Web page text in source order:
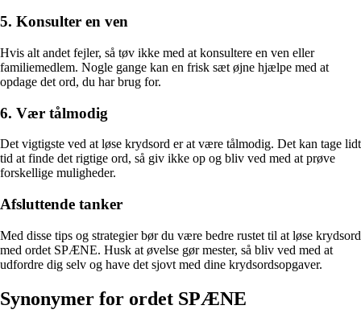
5. Konsulter en ven
Hvis alt andet fejler, så tøv ikke med at konsultere en ven eller
familiemedlem. Nogle gange kan en frisk sæt øjne hjælpe med at
opdage det ord, du har brug for.
6. Vær tålmodig
Det vigtigste ved at løse krydsord er at være tålmodig. Det kan tage lidt
tid at finde det rigtige ord, så giv ikke op og bliv ved med at prøve
forskellige muligheder.
Afsluttende tanker
Med disse tips og strategier bør du være bedre rustet til at løse krydsord
med ordet SPÆNE. Husk at øvelse gør mester, så bliv ved med at
udfordre dig selv og have det sjovt med dine krydsordsopgaver.
Synonymer for ordet SPÆNE